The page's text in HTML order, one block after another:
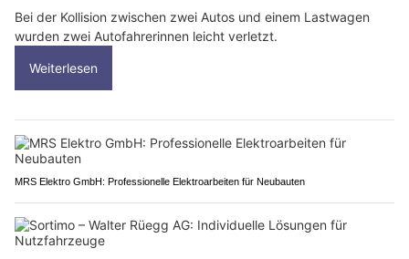
Bei der Kollision zwischen zwei Autos und einem Lastwagen
wurden zwei Autofahrerinnen leicht verletzt.
Weiterlesen
MRS Elektro GmbH: Professionelle Elektroarbeiten für Neubauten